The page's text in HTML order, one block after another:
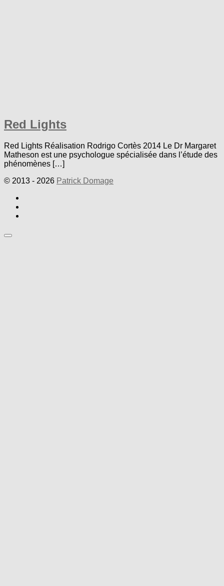
Red Lights
Red Lights Réalisation Rodrigo Cortès 2014 Le Dr Margaret
Matheson est une psychologue spécialisée dans l’étude des
phénomènes […]
© 2013 - 2026 Patrick Domage